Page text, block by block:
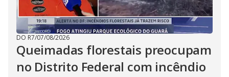
DO R7/07/08/2026
Queimadas florestais preocupam
no Distrito Federal com incêndio